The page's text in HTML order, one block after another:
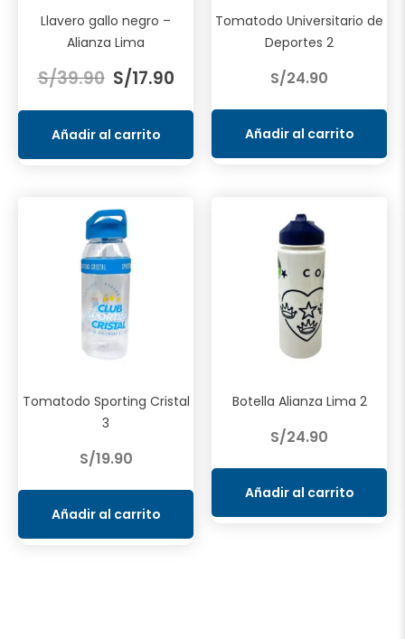
Llavero gallo negro –
Alianza Lima
S/39.90 precio
original
era:
S/39.90.
S/17.90precio
actual
S/17.90.
Añadir al carrito
Tomatodo Universitario de
Deportes 2
S/24.90
Añadir al carrito
Tomatodo Sporting Cristal
3
S/19.90
Añadir al carrito
Botella Alianza Lima 2
S/24.90
Añadir al carrito